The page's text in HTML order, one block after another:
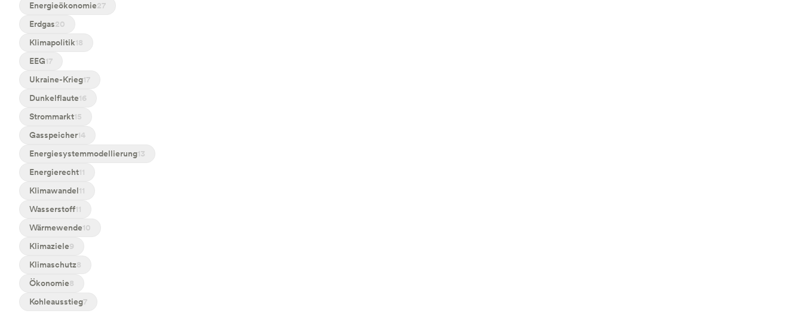
Energieökonomie27
Erdgas20
Klimapolitik18
EEG17
Ukraine-Krieg17
Dunkelflaute16
Strommarkt15
Gasspeicher14
Energiesystemmodellierung13
Energierecht11
Klimawandel11
Wasserstoff11
Wärmewende10
Klimaziele9
Klimaschutz8
Ökonomie8
Kohleausstieg7